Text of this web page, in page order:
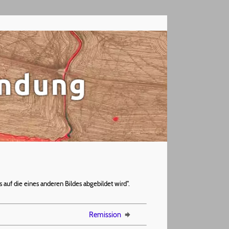
die eines anderen Bildes abgebildet wird".
Remission